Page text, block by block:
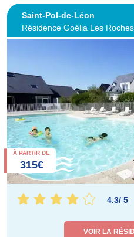
Saint-Pol-de-Léon
Résidence Goélia Les Roches
À PARTIR DE
315€
4.3/ 5
VOIR LA